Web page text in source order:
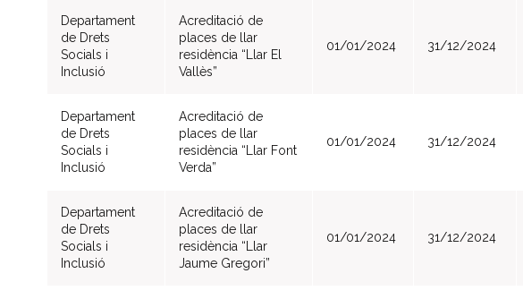
Departament
de Drets
Socials i
Inclusió
Acreditació de
places de llar
residència “Llar El
Vallès”
01/01/2024 31/12/2024
Departament
de Drets
Socials i
Inclusió
Acreditació de
places de llar
residència “Llar Font
Verda”
01/01/2024 31/12/2024
Departament
de Drets
Socials i
Inclusió
Acreditació de
places de llar
residència “Llar
Jaume Gregori”
01/01/2024 31/12/2024